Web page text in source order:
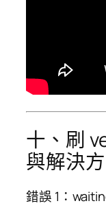
十、刷
與解決
錯誤 1：